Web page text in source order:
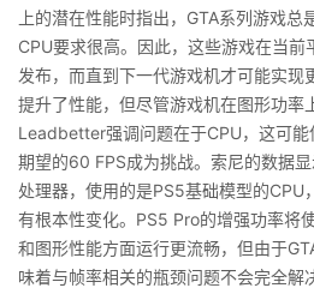
上的潜在性能时指出，GTA系列游戏
CPU要求很高。因此，这些游戏在当
发布，而直到下一代游戏机才可能实现
提升了性能，但尽管游戏机在图形功率
Leadbetter强调问题在于CPU，这可
期望的60 FPS成为挑战。索尼的数据
处理器，使用的是PS5基础模型的CPU
有根本性变化。PS5 Pro的增强功率将
和图形性能方面运行更流畅，但由于
味着与帧率相关的瓶颈问题不会完全解